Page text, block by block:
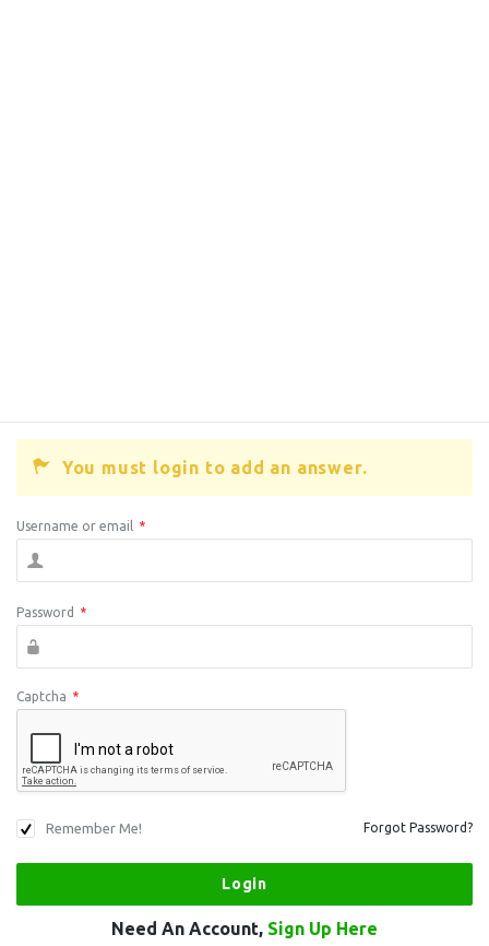
You must login to add an answer.
Username or email *
Password *
Captcha *
Remember Me! Forgot Password?
Need An Account, Sign Up Here